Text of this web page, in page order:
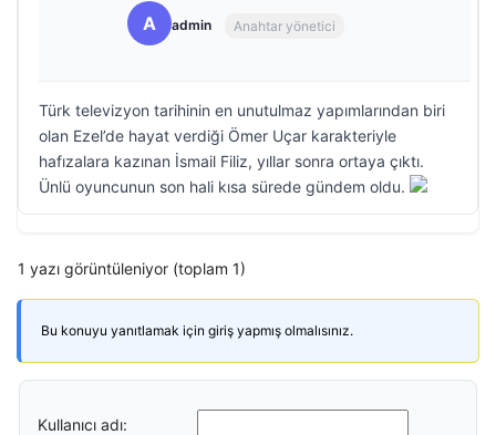
A admin Anahtar yönetici
Türk televizyon tarihinin en unutulmaz yapımlarından biri
olan Ezel’de hayat verdiği Ömer Uçar karakteriyle
hafızalara kazınan İsmail Filiz, yıllar sonra ortaya çıktı.
Ünlü oyuncunun son hali kısa sürede gündem oldu.
1 yazı görüntüleniyor (toplam 1)
Bu konuyu yanıtlamak için giriş yapmış olmalısınız.
Kullanıcı adı: